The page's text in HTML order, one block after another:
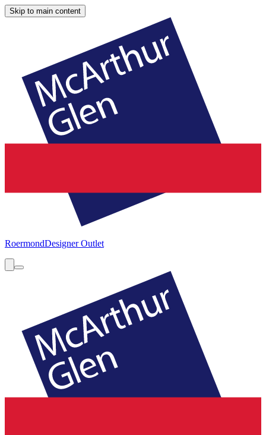
Skip to main content
RoermondDesigner Outlet